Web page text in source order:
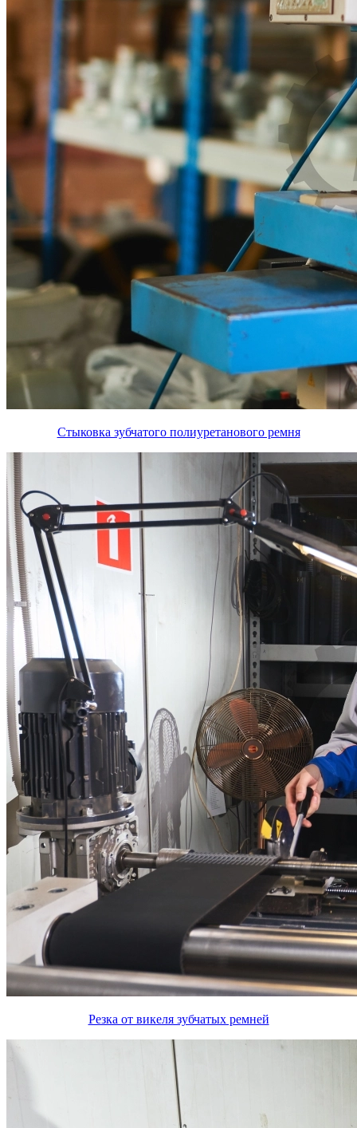
Стыковка зубчатого полиуретанового ремня
Резка от викеля зубчатых ремней